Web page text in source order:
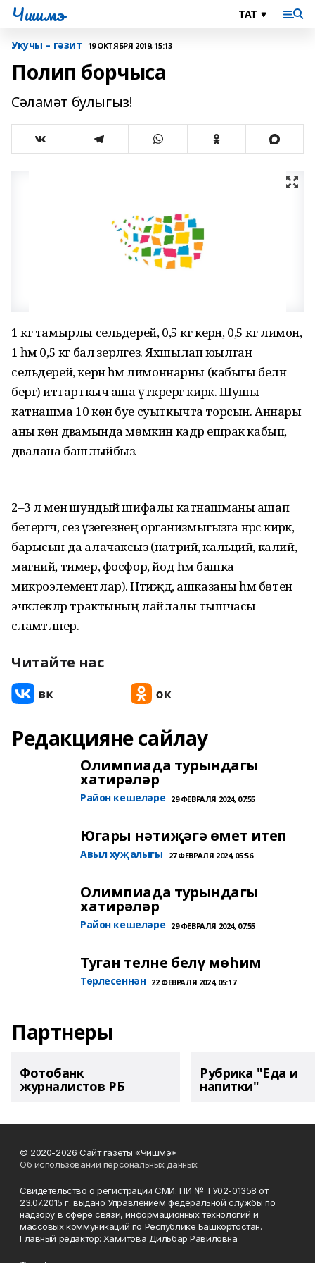
Чишмэ
Укучы – гәзит 19 ОКТЯБРЯ 2019, 15:13
Полип борчыса
Сәламәт булыгыз!
1 кг тамырлы сельдерей, 0,5 кг керән, 0,5 кг лимон,
1 һәм 0,5 кг бал әзерләгез. Яхшылап юылган
сельдерей, керән һәм лимоннарны (кабыгы белән
бергә) иттарткыч аша үткәрергә кирәк. Шушы
катнашма 10 көн буе суыткычта торсын. Аннары
аны көн дәвамында мөмкин кадәр ешрак кабып,
дәвалана башлыйбыз.
2–3 л менә шундый шифалы катнашманы ашап
бетергәч, сез үзегезнең организмыгызга нәрсә кирәк,
барысын да алачаксыз (натрий, кальций, калий,
магний, тимер, фосфор, йод һәм башка
микроэлементлар). Нәтиҗәдә, ашказаны һәм бөтен
эчәклекләр трактының лайлалы тышчасы
сәламәтләнер.
Читайте нас
Редакцияне сайлау
Олимпиада турындагы
хатирәләр
Район кешеләре 29 ФЕВРАЛЯ 2024, 07:55
Югары нәтиҗәгә өмет итеп
Авыл хуҗалыгы 27 ФЕВРАЛЯ 2024, 05:56
Олимпиада турындагы
хатирәләр
Район кешеләре 29 ФЕВРАЛЯ 2024, 07:55
Туган телне белү мөһим
Төрлесеннән 22 ФЕВРАЛЯ 2024, 05:17
Партнеры
Фотобанк
журналистов РБ
Рубрика "Еда и
напитки"
© 2020-2026 Сайт газеты «Чишмэ»
Об использовании персональных данных
Свидетельство о регистрации СМИ: ПИ № ТУ02-01358 от
23.07.2015 г. выдано Управлением федеральной службы по
надзору в сфере связи, информационных технологий и
массовых коммуникаций по Республике Башкортостан.
Главный редактор: Хамитова Дильбар Равиловна